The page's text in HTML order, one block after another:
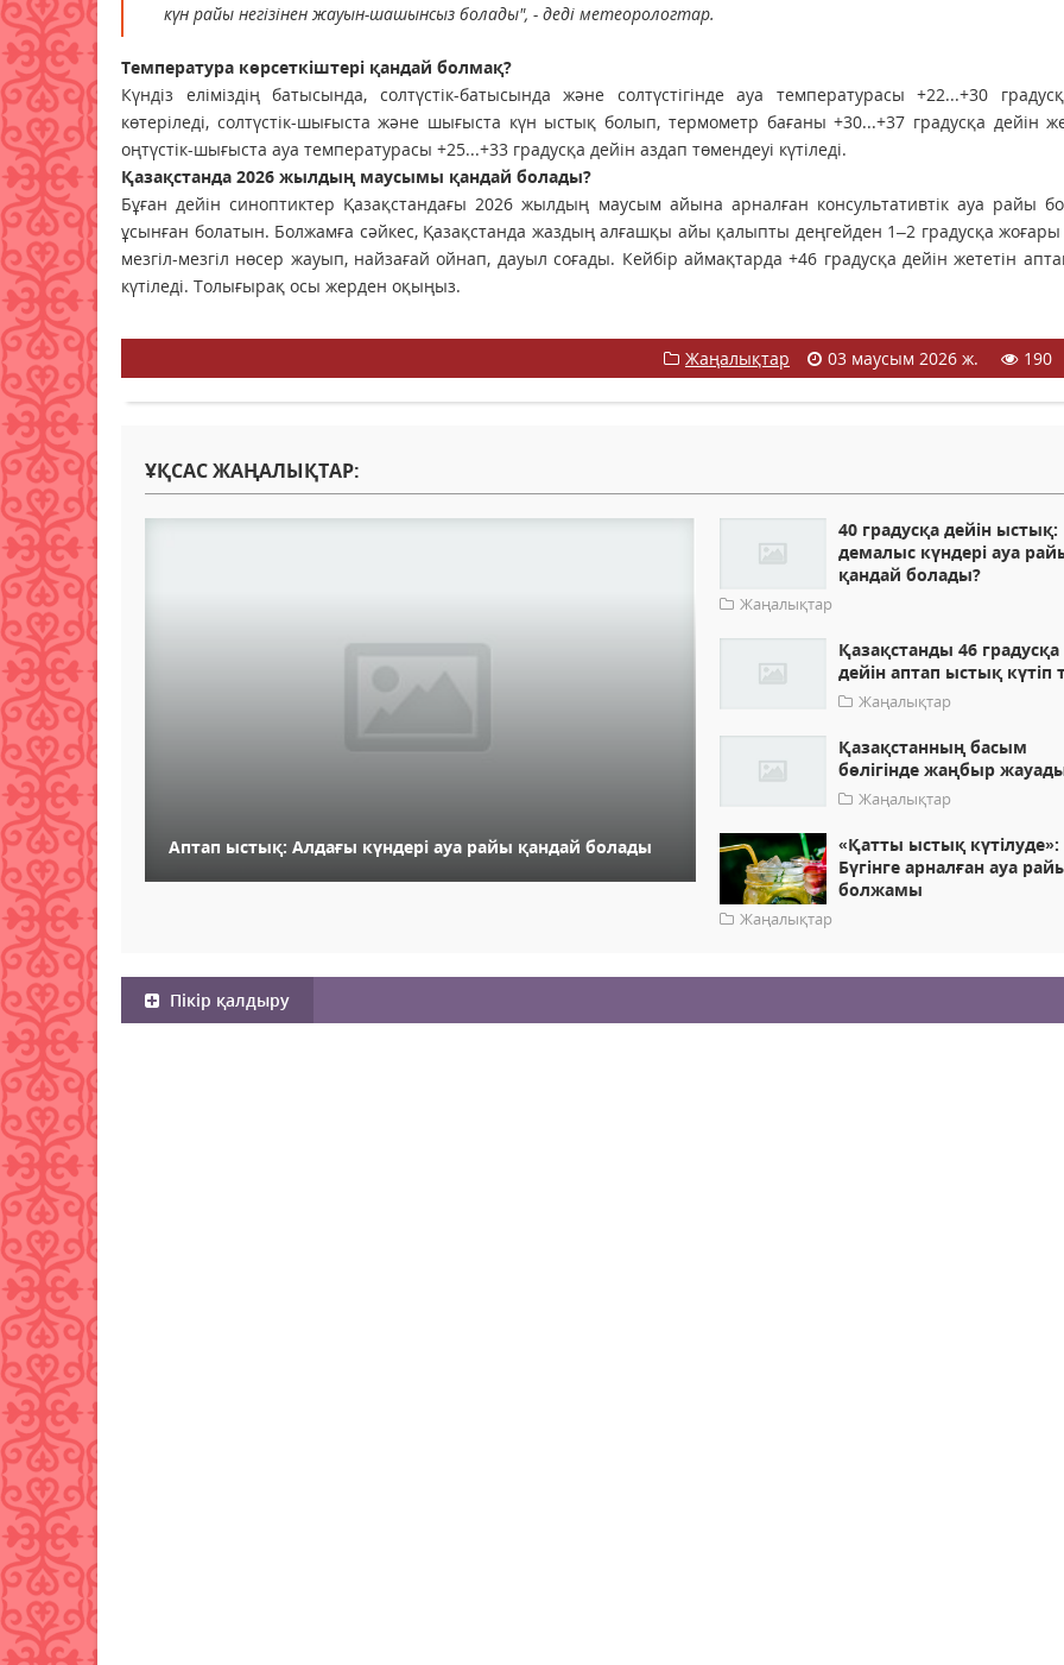
күн райы негізінен жауын-шашынсыз болады", - деді метеорологтар.
Температура көрсеткіштері қандай болмақ?
Күндіз еліміздің батысында, солтүстік-батысында және солтүстігінде ауа температурасы +22...+30
көтеріледі, солтүстік-шығыста және шығыста күн ыстық болып, термометр бағаны +30...+37 градусқа дейін
оңтүстік-шығыста ауа температурасы +25...+33 градусқа дейін аздап төмендеуі күтіледі.
Қазақстанда 2026 жылдың маусымы қандай болады?
Бұған дейін синоптиктер Қазақстандағы 2026 жылдың маусым айына арналған консультативтік ауа райы
ұсынған болатын. Болжамға сәйкес, Қазақстанда жаздың алғашқы айы қалыпты деңгейден 1–2 градусқа
мезгіл-мезгіл нөсер жауып, найзағай ойнап, дауыл соғады. Кейбір аймақтарда +46 градусқа дейін жететін
күтіледі. Толығырақ осы жерден оқыңыз.
Жаңалықтар 03 маусым 2026 ж. 190
ҰҚСАС ЖАҢАЛЫҚТАР:
Аптап ыстық: Алдағы күндері ауа райы қандай болады
40 градусқа дейін ыстық:
демалыс күндері ауа
қандай болады?
Жаңалықтар
Қазақстанды 46 градусқа
дейін аптап ыстық күтіп
Жаңалықтар
Қазақстанның басым
бөлігінде жаңбыр
Жаңалықтар
«Қатты ыстық күтілуде»:
Бүгінге арналған ауа
болжамы
Жаңалықтар
Пікір қалдыру